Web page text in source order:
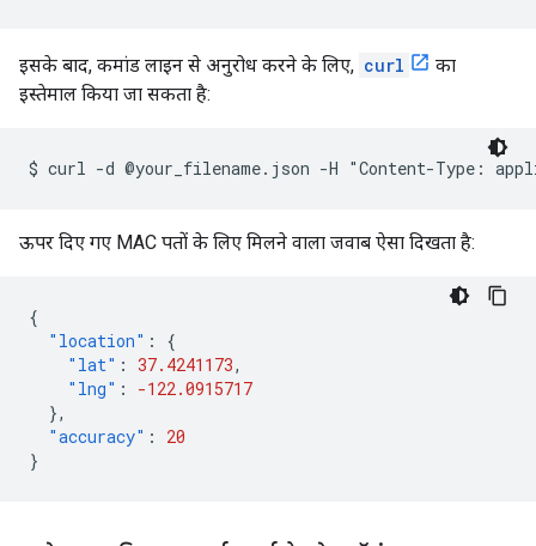
इसके बाद, कमांड लाइन से अनुरोध करने के लिए, curl
का
इस्तेमाल किया जा सकता है:
$ curl -d @your_filename.json -H "Content-Type:
ऊपर दिए गए MAC पतों के लिए मिलने वाला जवाब ऐसा दिखता है:
{
"location" :
{
"lat" : 37.4241173,
"lng" :
-122.0915717
},
"accuracy" :
20
}